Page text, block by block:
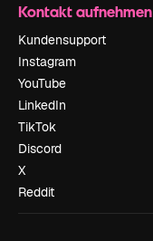
Kontakt aufnehmen
Kundensupport
Instagram
YouTube
LinkedIn
TikTok
Discord
X
Reddit